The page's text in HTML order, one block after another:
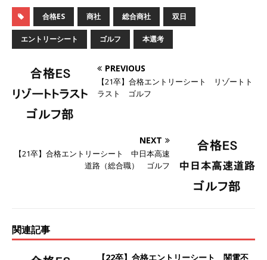
体育会積極採用企業
[ 2026年5月14日 ]
【 28卒 ｜ 不動産・営業を知
れる仕事体験開催 】大阪勤務・転勤なし ｜ 関西
知名度抜群の総合不動産会社 ｜ マンション販売
戸数近畿圏第3位 ｜ 初任給30万+手当、1年目で
【 28卒 ｜ 30分のオンライン
業界研究・企業説明会 】 世界最大級の金融サー
ビス機関 ｜ BtoBtoCの代理店営業 ｜ 20代で年
合格ES 商社 総合商社 双日
エントリーシート ゴルフ 本選考
PREVIOUS
【21卒】合格エントリーシート リゾートト
ラスト ゴルフ
NEXT
【21卒】合格エントリーシート 中日本高速
道路（総合職） ゴルフ
関連記事
【22卒】合格エントリーシート 関電不